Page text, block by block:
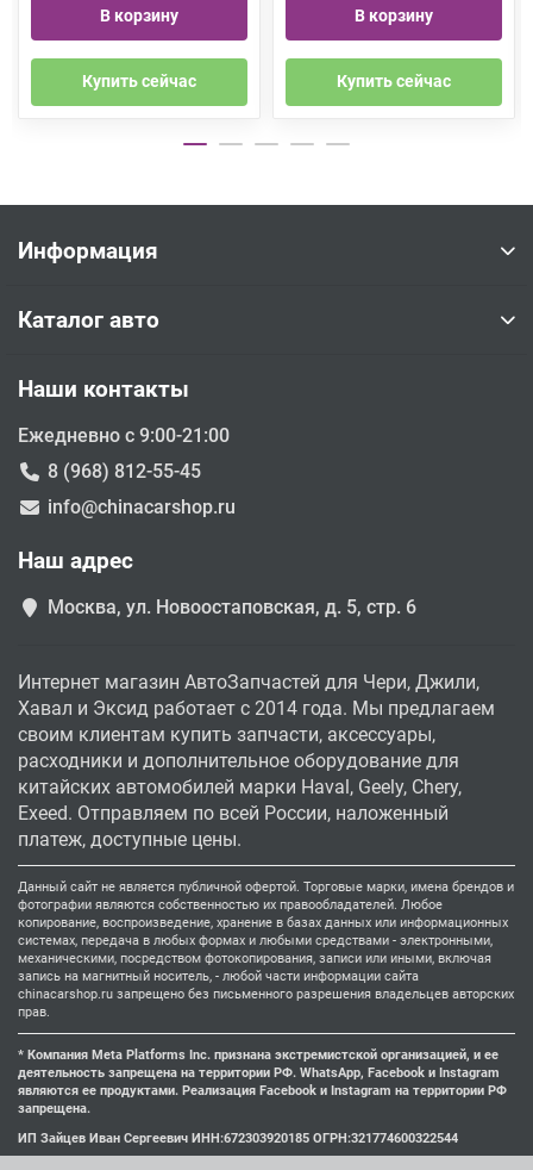
В корзину
Купить сейчас
В корзину
Купить сейчас
Информация
Каталог авто
Наши контакты
Ежедневно с 9:00-21:00
8 (968) 812-55-45
info@chinacarshop.ru
Наш адрес
Москва, ул. Новоостаповская, д. 5, стр. 6
Интернет магазин АвтоЗапчастей для Чери, Джили,
Хавал и Эксид работает с 2014 года. Мы предлагаем
своим клиентам купить запчасти, аксессуары,
расходники и дополнительное оборудование для
китайских автомобилей марки Haval, Geely, Chery,
Exeed. Отправляем по всей России, наложенный
платеж, доступные цены.
Данный сайт не является публичной офертой. Торговые марки, имена брендов и
фотографии являются собственностью их правообладателей. Любое
копирование, воспроизведение, хранение в базах данных или информационных
системах, передача в любых формах и любыми средствами - электронными,
механическими, посредством фотокопирования, записи или иными, включая
запись на магнитный носитель, - любой части информации сайта
chinacarshop.ru запрещено без письменного разрешения владельцев авторских
прав.
* Компания Meta Platforms Inc. признана экстремистской организацией, и ее
деятельность запрещена на территории РФ. WhatsApp, Facebook и Instagram
являются ее продуктами. Реализация Facebook и Instagram на территории РФ
запрещена.
ИП Зайцев Иван Сергеевич ИНН:672303920185 ОГРН:321774600322544